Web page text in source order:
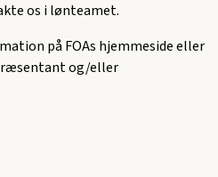
os i lønteamet.
på FOAs hjemmeside eller
og/eller